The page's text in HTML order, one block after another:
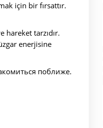
için bir fırsattır.
hareket tarzıdır.
enerjisine
поближе.